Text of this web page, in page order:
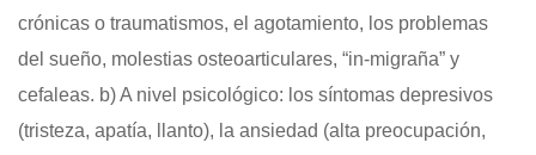
crónicas o traumatismos, el agotamiento, los problemas
del sueño, molestias osteoarticulares, “in-migraña” y
cefaleas. b) A nivel psicológico: los síntomas depresivos
(tristeza, apatía, llanto), la ansiedad (alta preocupación,